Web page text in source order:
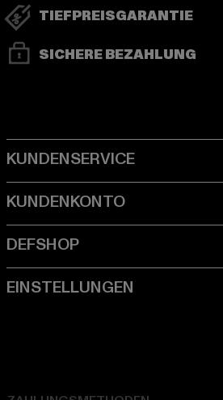
TIEFPREISGARANTIE
SICHERE BEZAHLUNG